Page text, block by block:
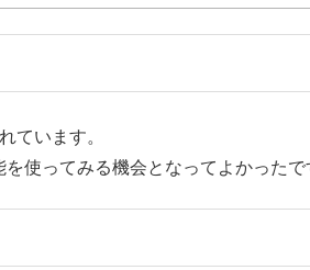
ています。
使ってみる機会となってよかったで